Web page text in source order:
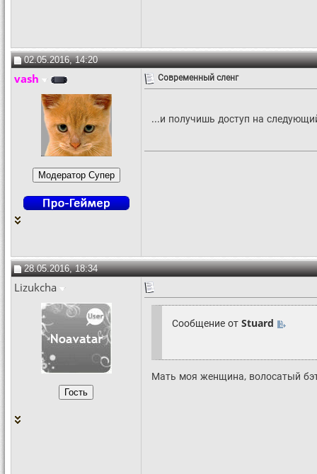
02.05.2016, 14:20
vash Современный сленг
...и получишь доступ на
28.05.2016, 18:34
Lizukcha
Сообщение от Stuard
Мать моя женщина, волосатый